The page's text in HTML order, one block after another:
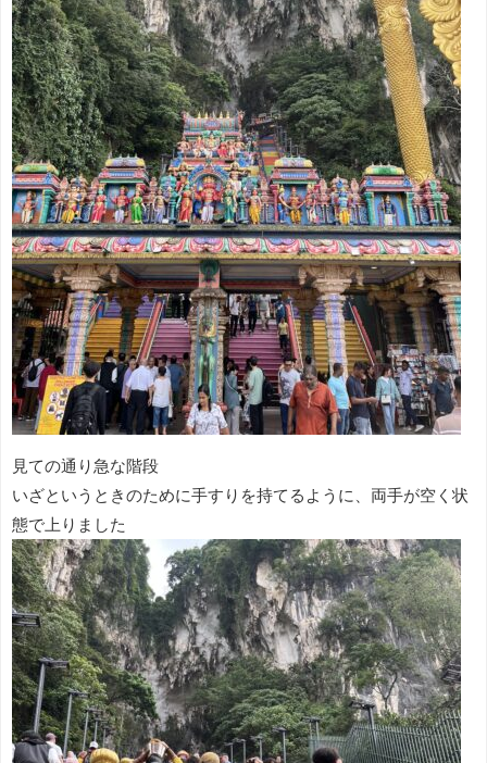
見ての通り急な階段
いざというときのために手すりを持てるように、両手が空く状
態で上りました